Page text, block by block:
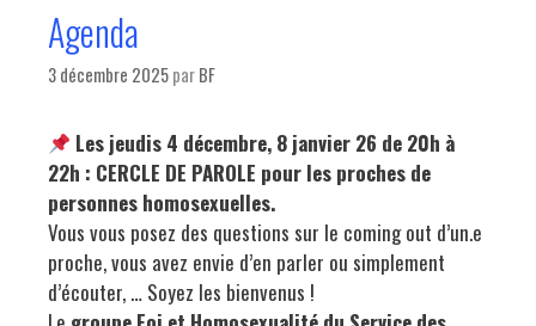
Agenda
3 décembre 2025parBF
Les jeudis 4 décembre, 8 janvier 26 de 20h à
22h : CERCLE DE PAROLE pour les proches de
personnes homosexuelles.
Vous vous posez des questions sur le coming out d’un.e
proche, vous avez envie d’en parler ou simplement
d’écouter, … Soyez les bienvenus !